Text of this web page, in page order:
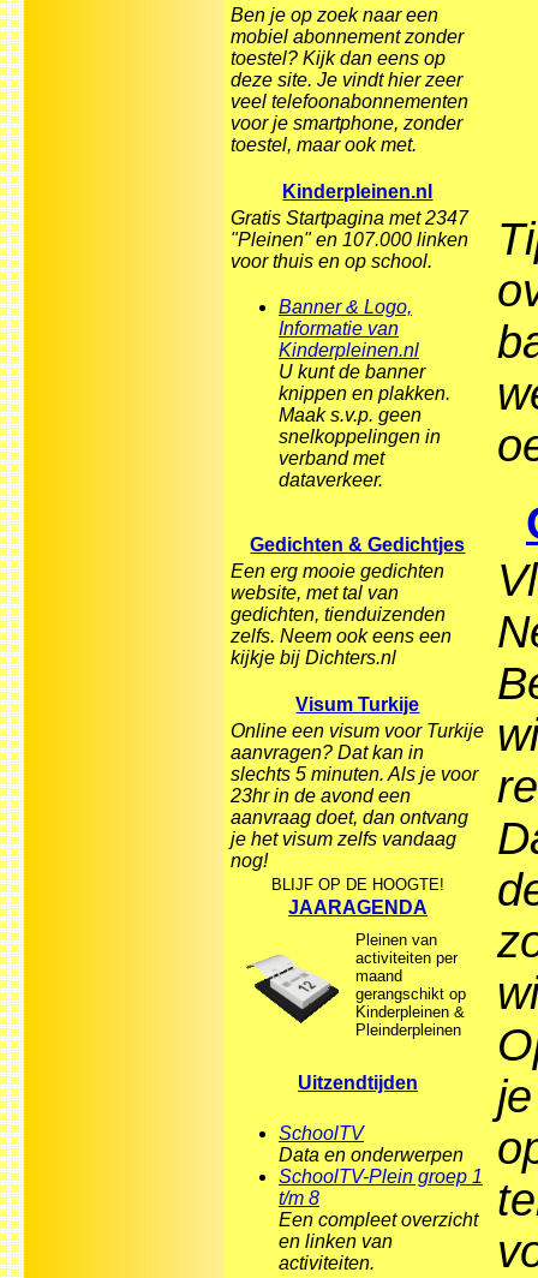
Ben je op zoek naar een
mobiel abonnement zonder
toestel? Kijk dan eens op
deze site. Je vindt hier zeer
veel telefoonabonnementen
voor je smartphone, zonder
toestel, maar ook met.
Kinderpleinen.nl
Gratis Startpagina met 2347
"Pleinen" en 107.000 linken
voor thuis en op school.
Banner & Logo,
Informatie van
Kinderpleinen.nl
U kunt de banner
knippen en plakken.
Maak s.v.p. geen
snelkoppelingen in
verband met
dataverkeer.
Gedichten & Gedichtjes
Een erg mooie gedichten
website, met tal van
gedichten, tienduizenden
zelfs. Neem ook eens een
kijkje bij Dichters.nl
Visum Turkije
Online een visum voor Turkije
aanvragen? Dat kan in
slechts 5 minuten. Als je voor
23hr in de avond een
aanvraag doet, dan ontvang
je het visum zelfs vandaag
nog!
BLIJF OP DE HOOGTE!
JAARAGENDA
Pleinen van
activiteiten per
maand
gerangschikt op
Kinderpleinen &
Pleinderpleinen
Uitzendtijden
SchoolTV
Data en onderwerpen
SchoolTV-Plein groep 1
t/m 8
Een compleet overzicht
en linken van
activiteiten.